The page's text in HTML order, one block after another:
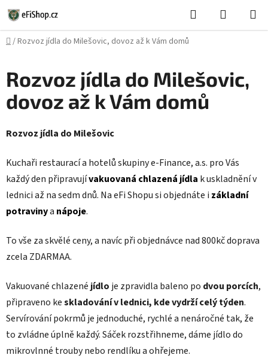
Přejít
na
obsah
Hledat
KOŠÍK
Domů
/Rozvoz jídla do Milešovic, dovoz až k Vám domů
Rozvoz jídla do Milešovic,
dovoz až k Vám domů
Rozvoz jídla do Milešovic
Kuchaři restaurací a hotelů skupiny e-Finance, a.s. pro Vás
každý den připravujívakuovaná chlazená jídla k uskladnění v
lednici až na sedm dnů. Na eFi Shopu si objednáte i základní
potravinya nápoje.
To vše za skvělé ceny, a navíc při objednávce nad 800kč doprava
zcela ZDARMAA.
Vakuované chlazené jídlo je zpravidla baleno po dvou porcích,
připraveno keskladování v lednici, kde vydrží celý týden.
Servírování pokrmů je jednoduché, rychlé a nenáročné tak, že
to zvládne úplně každý. Sáček rozstřihneme, dáme jídlo do
mikrovlnné trouby nebo rendlíku a ohřejeme.